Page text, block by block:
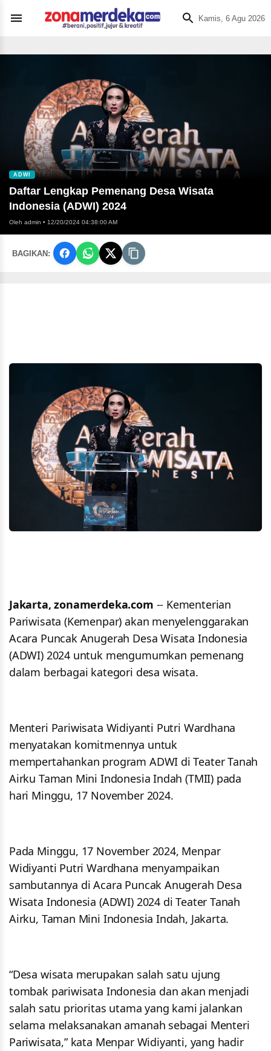
Kamis, 6 Agu 2026
ADWI
Daftar Lengkap Pemenang Desa Wisata
Indonesia (ADWI) 2024
Oleh admin • 12/20/2024 04:38:00 AM
BAGIKAN:
Jakarta, zonamerdeka.com -- Kementerian
Pariwisata (Kemenpar) akan menyelenggarakan
Acara Puncak Anugerah Desa Wisata Indonesia
(ADWI) 2024 untuk mengumumkan pemenang
dalam berbagai kategori desa wisata.
Menteri Pariwisata Widiyanti Putri Wardhana
menyatakan komitmennya untuk
mempertahankan program ADWI di Teater Tanah
Airku Taman Mini Indonesia Indah (TMII) pada
hari Minggu, 17 November 2024.
Pada Minggu, 17 November 2024, Menpar
Widiyanti Putri Wardhana menyampaikan
sambutannya di Acara Puncak Anugerah Desa
Wisata Indonesia (ADWI) 2024 di Teater Tanah
Airku, Taman Mini Indonesia Indah, Jakarta.
“Desa wisata merupakan salah satu ujung
tombak pariwisata Indonesia dan akan menjadi
salah satu prioritas utama yang kami jalankan
selama melaksanakan amanah sebagai Menteri
Pariwisata,” kata Menpar Widiyanti, yang hadir